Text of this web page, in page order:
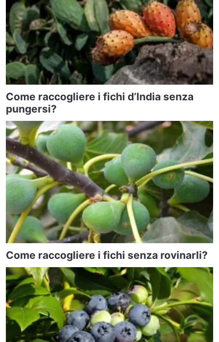
Come raccogliere i fichi d’India senza
pungersi?
Come raccogliere i fichi senza rovinarli?